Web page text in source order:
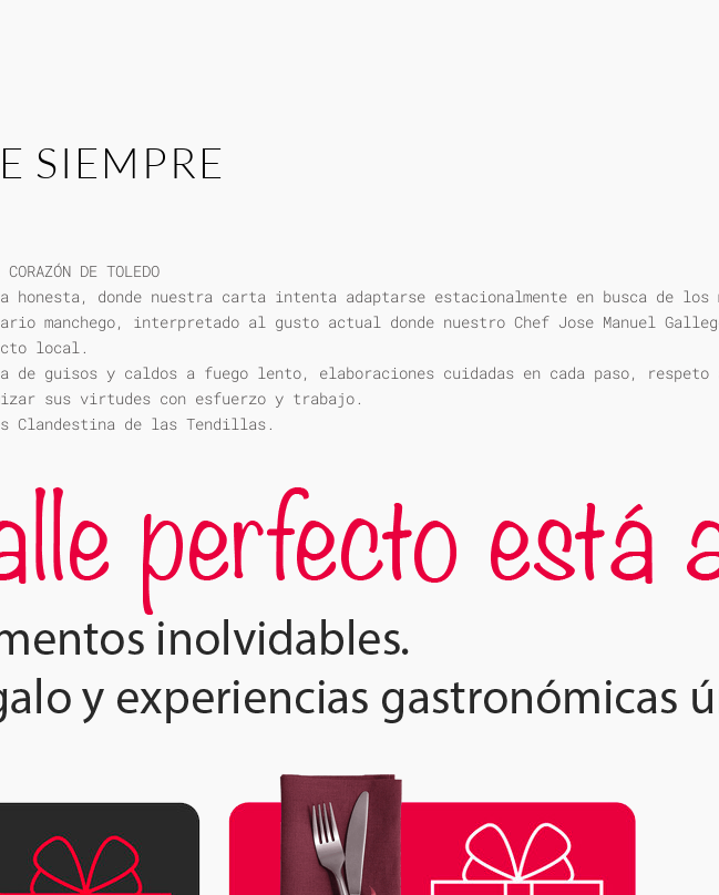
SIEMPRE
DE TOLEDO
honesta, donde nuestra carta intenta adaptarse estacionalmente en busca de los
manchego, interpretado al gusto actual donde nuestro Chef Jose Manuel
local.
de guisos y caldos a fuego lento, elaboraciones cuidadas en cada paso,
sus virtudes con esfuerzo y trabajo.
Clandestina de las Tendillas.